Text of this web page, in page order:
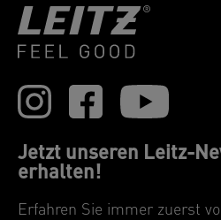
Jetzt unseren Leitz-
erhalten!
Erfahren Sie immer zuerst